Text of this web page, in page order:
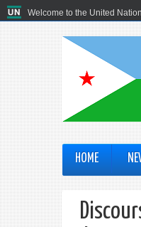
Welcome to the United
HOME